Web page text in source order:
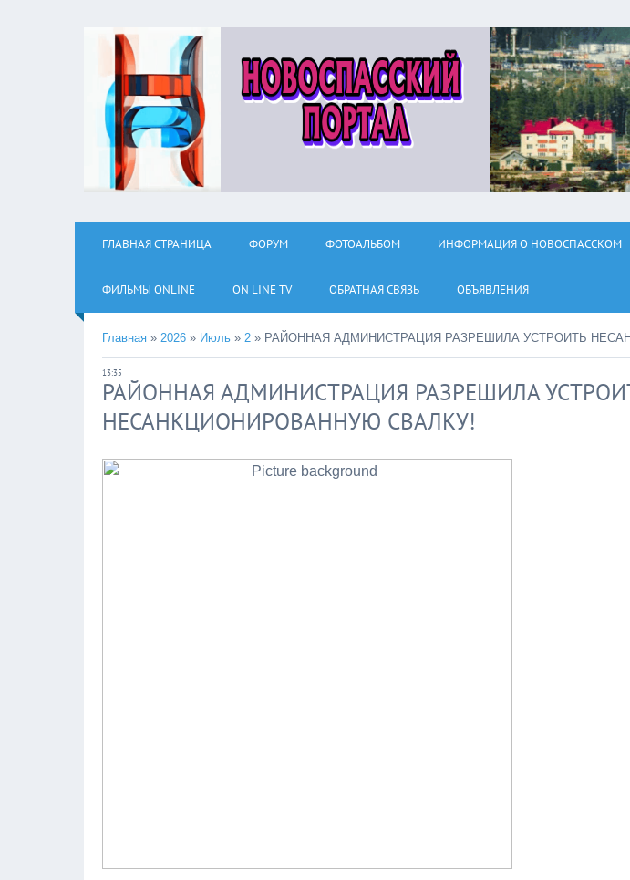
ГЛАВНАЯ СТРАНИЦА ФОРУМ ФОТОАЛЬБОМ ИНФОРМАЦИЯ О НОВОСПАССКОМ
ФИЛЬМЫ ОNLINE ON LINE TV ОБРАТНАЯ СВЯЗЬ ОБЪЯВЛЕНИЯ
Главная » 2026 » Июль » 2 » РАЙОННАЯ АДМИНИСТРАЦИЯ РАЗРЕШИЛА УСТРОИТЬ
13:35
РАЙОННАЯ АДМИНИСТРАЦИЯ РАЗРЕШИЛА
НЕСАНКЦИОНИРОВАННУЮ СВАЛКУ!